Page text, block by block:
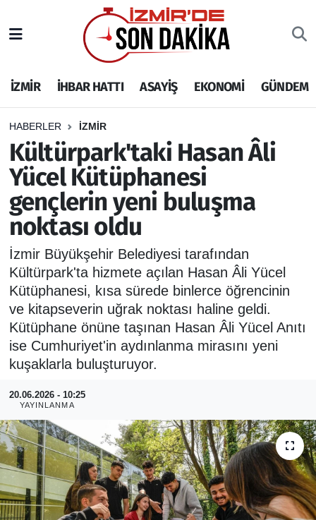
İZMİR İHBAR HATTI ASAYİŞ EKONOMİ GÜNDEM
HABERLER İZMİR
Kültürpark'taki Hasan Âli
Yücel Kütüphanesi
gençlerin yeni buluşma
noktası oldu
İzmir Büyükşehir Belediyesi tarafından
Kültürpark'ta hizmete açılan Hasan Âli Yücel
Kütüphanesi, kısa sürede binlerce öğrencinin
ve kitapseverin uğrak noktası haline geldi.
Kütüphane önüne taşınan Hasan Âli Yücel Anıtı
ise Cumhuriyet'in aydınlanma mirasını yeni
kuşaklarla buluşturuyor.
20.06.2026 - 10:25
YAYINLANMA
İHBAR HATTI
DEPREM
GENEL
EKONOMİ
SİYASET
SPOR
ASAYİŞ
RESMİ REKLAM
İzmir Nöbetçi Eczaneler
İzmir Hava Durumu
İzmir Namaz Vakitleri
İzmir Trafik Yoğunluk Haritası
Puan Durumu ve Fikstür
Tüm Manşetler
Son Dakika Haberleri
Haber Arşivi